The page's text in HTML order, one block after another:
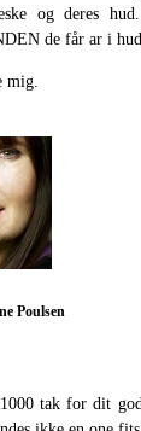
og deres
de får ar i
mig.
Poulsen
tak for dit